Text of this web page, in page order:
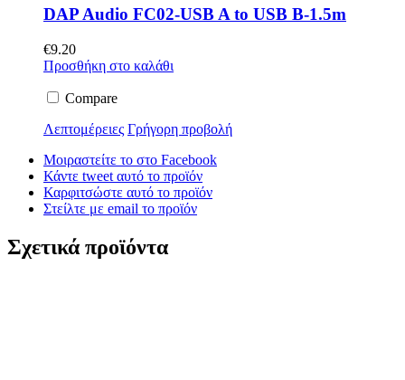
DAP Audio FC02-USB A to USB B-1.5m
€9.20
Προσθήκη στο καλάθι
Compare
Λεπτομέρειες Γρήγορη προβολή
Μοιραστείτε το στο Facebook
Κάντε tweet αυτό το προϊόν
Καρφιτσώστε αυτό το προϊόν
Στείλτε με email το προϊόν
Σχετικά προϊόντα